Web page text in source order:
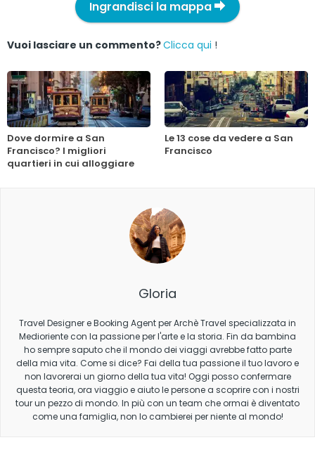
Ingrandisci la mappa
Vuoi lasciare un commento?Clicca qui !
Dove dormire a San
Francisco? I migliori
quartieri in cui alloggiare
Le 13 cose da vedere a San
Francisco
Gloria
Travel Designer e Booking Agent per Archè Travel specializzata in
Medioriente con la passione per l'arte e la storia. Fin da bambina
ho sempre saputo che il mondo dei viaggi avrebbe fatto parte
della mia vita. Come si dice? Fai della tua passione il tuo lavoro e
non lavorerai un giorno della tua vita! Oggi posso confermare
questa teoria, ora viaggio e aiuto le persone a scoprire con i nostri
tour un pezzo di mondo. In più con un team che ormai è diventato
come una famiglia, non lo cambierei per niente al mondo!